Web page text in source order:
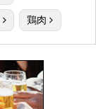
鶏肉